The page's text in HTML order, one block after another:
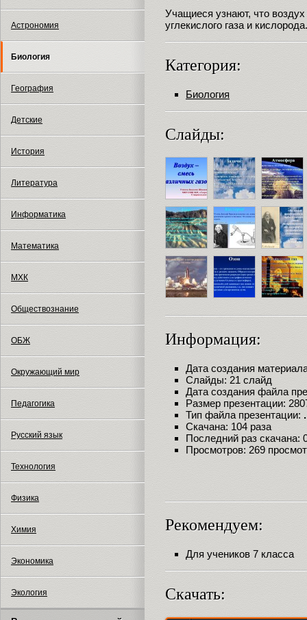
Астрономия
Биология
География
Детские
История
Литература
Информатика
Математика
МХК
Обществознание
ОБЖ
Окружающий мир
Педагогика
Русский язык
Технология
Физика
Химия
Экономика
Экология
Учащиеся узнают, что воздух
углекислого газа и кислорода.
Категория:
Биология
Слайды:
Информация:
Дата создания
Слайды: 21 слайд
Дата создания файла
Размер презентации:
Тип файла презентации:
Скачана: 104 раза
Последний раз скачана:
Просмотров: 269
Рекомендуем:
Для учеников 7 класса
Скачать: